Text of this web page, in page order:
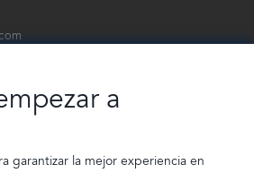
sobre últimas colecciones, eventos y
a
garantizar la mejor experiencia en